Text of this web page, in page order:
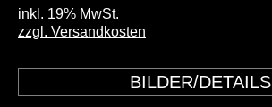
inkl. 19% MwSt.
zzgl. Versandkosten
BILDER/DETAILS